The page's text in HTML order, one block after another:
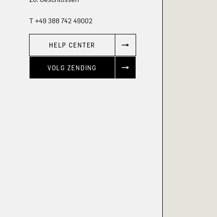
T +49 388 742 49002
HELP CENTER
VOLG ZENDING